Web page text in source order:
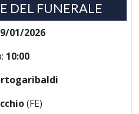
DEL FUNERALE
01/2026
10:00
(FE)